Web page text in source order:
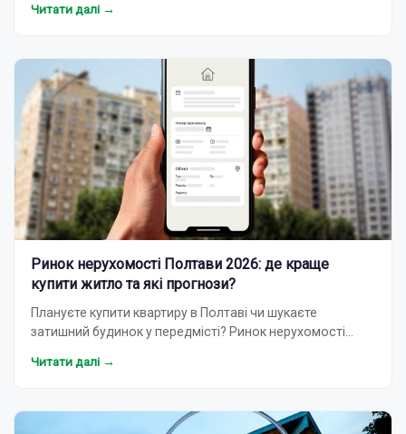
Читати далі →
Ринок нерухомості Полтави 2026: де краще
купити житло та які прогнози?
Плануєте купити квартиру в Полтаві чи шукаєте
затишний будинок у передмісті? Ринок нерухомості
попиту …
Читати далі →